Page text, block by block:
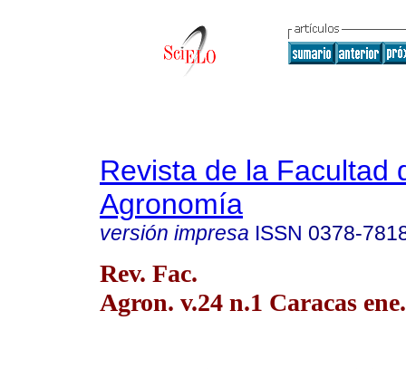
Revista de la Facultad
Agronomía
versión impresa ISSN 0378-
Rev. Fac.
Agron. v.24 n.1 Caracas